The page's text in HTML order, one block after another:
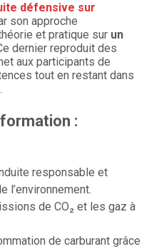
défensive sur
son approche
et pratique sur un
dernier reproduit des
aux participants de
tout en restant dans
:
responsable et
l’environnement.
de CO₂ et les gaz à
de carburant grâce